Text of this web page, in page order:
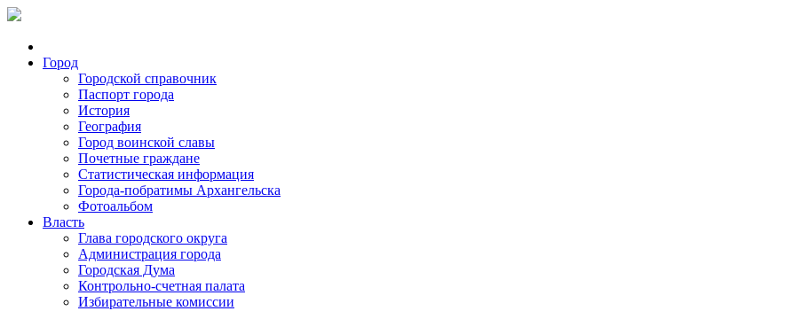
Город
Городской справочник
Паспорт города
История
География
Город воинской славы
Почетные граждане
Статистическая информация
Города-побратимы Архангельска
Фотоальбом
Власть
Глава городского округа
Администрация города
Городская Дума
Контрольно-счетная палата
Избирательные комиссии